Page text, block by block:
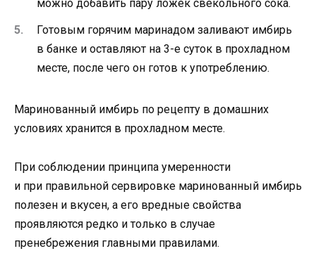
можно добавить пару ложек свекольного сока.
Готовым горячим маринадом заливают имбирь
в банке и оставляют на 3-е суток в прохладном
месте, после чего он готов к употреблению.
Маринованный имбирь по рецепту в домашних
условиях хранится в прохладном месте.
При соблюдении принципа умеренности
и при правильной сервировке маринованный имбирь
полезен и вкусен, а его вредные свойства
проявляются редко и только в случае
пренебрежения главными правилами.